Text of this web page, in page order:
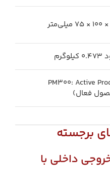
PM300: Active
فعال)
برجسته
داخلی با